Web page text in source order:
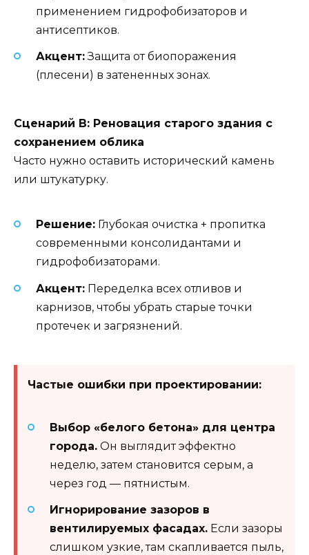
применением гидрофобизаторов и
антисептиков.
Акцент:Защита от биопоражения
(плесени) в затененных зонах.
Сценарий В: Реновация старого здания с
сохранением облика
Часто нужно оставить исторический камень
или штукатурку.
Решение: Глубокая очистка + пропитка
современными консолидантами и
гидрофобизаторами.
Акцент: Переделка всех отливов и
карнизов, чтобы убрать старые точки
протечек и загрязнений.
Частые ошибки при проектировании:
Выбор «белого бетона» для центра
города. Он выглядит эффектно
неделю, затем становится серым, а
через год — пятнистым.
Игнорирование зазоров в
вентилируемых фасадах. Если зазоры
слишком узкие, там скапливается пыль,